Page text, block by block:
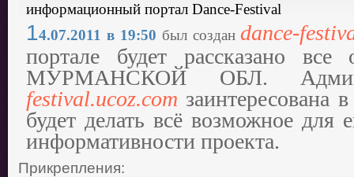
информационный портал Dance-Festival
14.07.2011 в 19:50 был создан dance-
портале будет рассказано все
МУРМАНСКОЙ ОБЛ.
festival.ucoz.com заинтересована
будет делать всё возможное для
информативности проекта.
Прикрепления: